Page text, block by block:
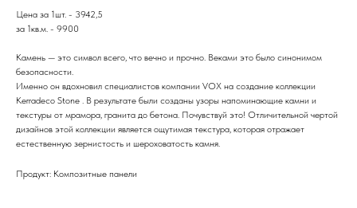
Цена за 1шт. - 3942,5
за 1кв.м. - 9900
Камень — это символ всего, что вечно и прочно. Веками это было синонимом
безопасности.
Именно он вдохновил специалистов компании VOX на создание коллекции
Kerradeco Stone . В результате были созданы узоры напоминающие камни и
текстуры от мрамора, гранита до бетона. Почувствуй это! Отличительной чертой
дизайнов этой коллекции является ощутимая текстура, которая отражает
естественную зернистость и шероховатость камня.
Продукт: Композитные панели